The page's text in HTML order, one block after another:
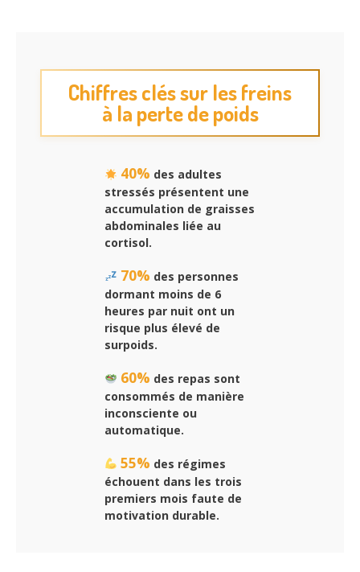
Chiffres clés sur les freins
à la perte de poids
40% des adultes
stressés présentent une
accumulation de graisses
abdominales liée au
cortisol.
70% des personnes
dormant moins de 6
heures par nuit ont un
risque plus élevé de
surpoids.
60% des repas sont
consommés de manière
inconsciente ou
automatique.
55% des régimes
échouent dans les trois
premiers mois faute de
motivation durable.